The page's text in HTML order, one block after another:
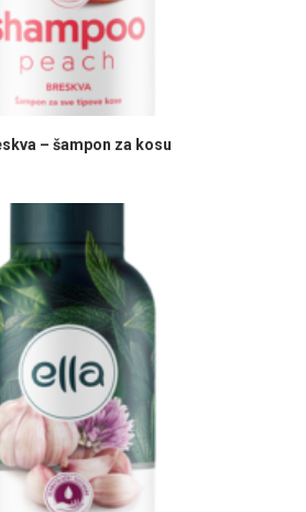
PROČITAJ VIŠE
– šampon za kosu